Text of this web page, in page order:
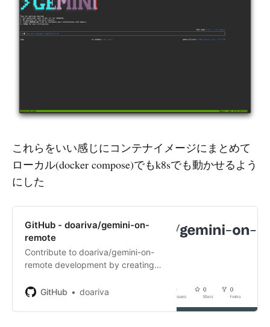
これらをいい感じにコンテナイメージにまとめて
ローカル(docker compose)でもk8sでも動かせるよう
にした
GitHub - doariva/gemini-on-
remote
Contribute to doariva/gemini-on-
remote development by creating
GitHub
doariva